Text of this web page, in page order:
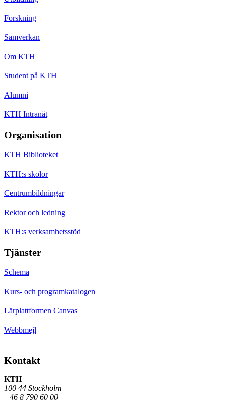
Forskning
Samverkan
Om KTH
Student på KTH
Alumni
KTH Intranät
Organisation
KTH Biblioteket
KTH:s skolor
Centrumbildningar
Rektor och ledning
KTH:s verksamhetsstöd
Tjänster
Schema
Kurs- och programkatalogen
Lärplattformen Canvas
Webbmejl
Kontakt
KTH
100 44 Stockholm
+46 8 790 60 00